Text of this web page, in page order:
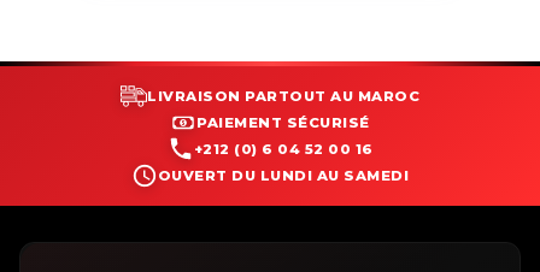
LIVRAISON PARTOUT AU MAROC
PAIEMENT SÉCURISÉ
+212 (0) 6 04 52 00 16
OUVERT DU LUNDI AU SAMEDI